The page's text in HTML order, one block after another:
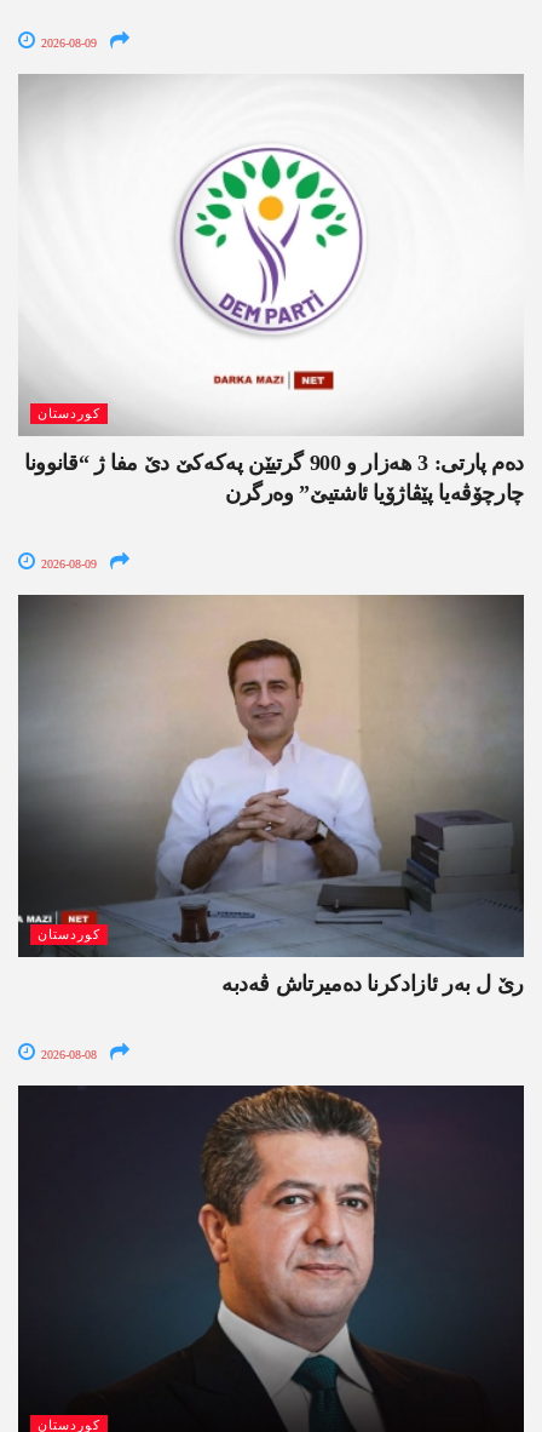
2026-08-09
کوردستان
دەم پارتی: 3 ھەزار و 900 گرتیێن پەکەکێ دێ مفا ژ “قانوونا
چارچۆڤەیا پێڤاژۆیا ئاشتیێ” وەرگرن
2026-08-09
کوردستان
رێ ل بەر ئازادکرنا دەمیرتاش ڤەدبە
2026-08-08
کوردستان